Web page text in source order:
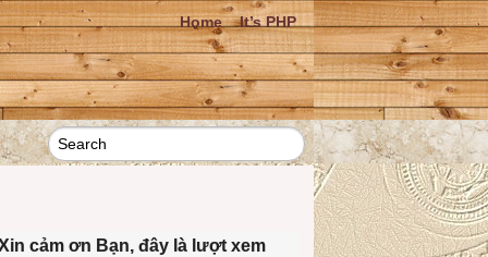
Home It’s PHP
cảm ơn Bạn, đây là lượt xem